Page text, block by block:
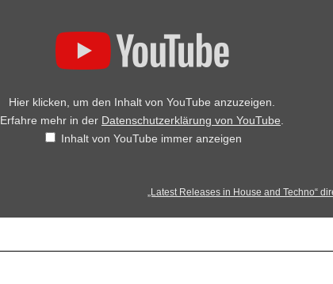
Hier klicken, um den Inhalt von YouTube anzuzeigen.
Erfahre mehr in der Datenschutzerklärung von YouTube
Inhalt von YouTube immer anzeigen
„Latest Releases in House and Techno“